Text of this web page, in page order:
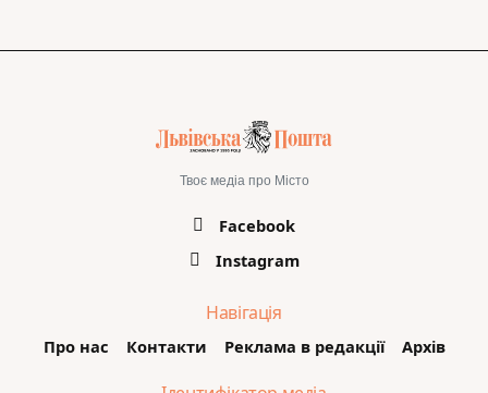
Твоє медіа про Місто
Facebook
Instagram
Навігація
Про нас Контакти Реклама в редакції Архів